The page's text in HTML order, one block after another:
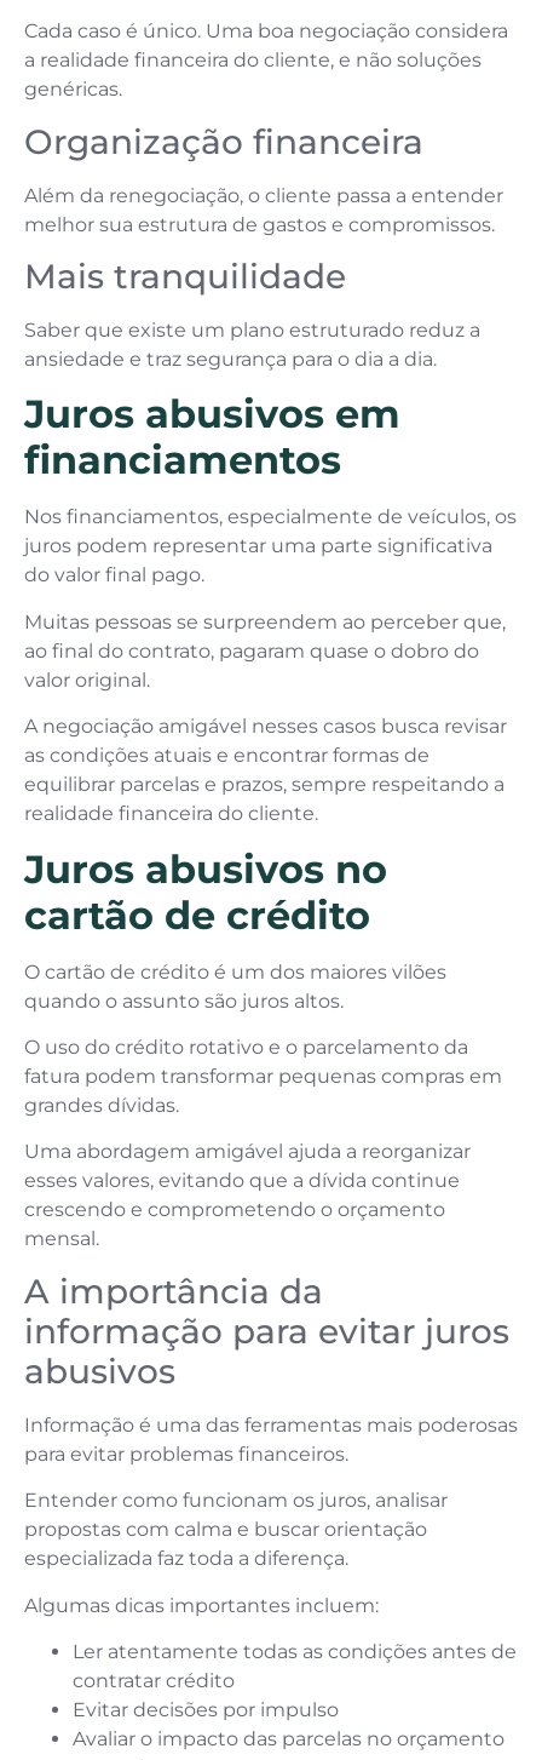
Cada caso é único. Uma boa negociação considera
a realidade financeira do cliente, e não soluções
genéricas.
Organização financeira
Além da renegociação, o cliente passa a entender
melhor sua estrutura de gastos e compromissos.
Mais tranquilidade
Saber que existe um plano estruturado reduz a
ansiedade e traz segurança para o dia a dia.
Juros abusivos em
financiamentos
Nos financiamentos, especialmente de veículos, os
juros podem representar uma parte significativa
do valor final pago.
Muitas pessoas se surpreendem ao perceber que,
ao final do contrato, pagaram quase o dobro do
valor original.
A negociação amigável nesses casos busca revisar
as condições atuais e encontrar formas de
equilibrar parcelas e prazos, sempre respeitando a
realidade financeira do cliente.
Juros abusivos no
cartão de crédito
O cartão de crédito é um dos maiores vilões
quando o assunto são juros altos.
O uso do crédito rotativo e o parcelamento da
fatura podem transformar pequenas compras em
grandes dívidas.
Uma abordagem amigável ajuda a reorganizar
esses valores, evitando que a dívida continue
crescendo e comprometendo o orçamento
mensal.
A importância da
informação para evitar juros
abusivos
Informação é uma das ferramentas mais poderosas
para evitar problemas financeiros.
Entender como funcionam os juros, analisar
propostas com calma e buscar orientação
especializada faz toda a diferença.
Algumas dicas importantes incluem:
Ler atentamente todas as condições antes de
contratar crédito
Evitar decisões por impulso
Avaliar o impacto das parcelas no orçamento